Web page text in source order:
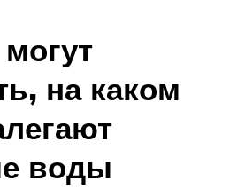
на каком
воды